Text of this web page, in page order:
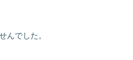
んでした。